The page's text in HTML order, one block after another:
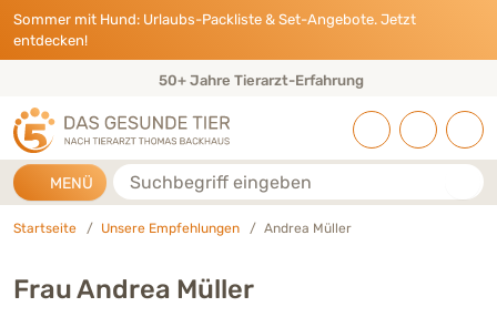
Direkt zu:
INHALT
HAUPTMENÜ
FOOTER
Sommer mit Hund: Urlaubs-Packliste & Set-Angebote. Jetzt
entdecken!
50+ Jahre Tierarzt-Erfahrung
MENÜ Suche
Startseite Unsere Empfehlungen Andrea Müller
Frau Andrea Müller